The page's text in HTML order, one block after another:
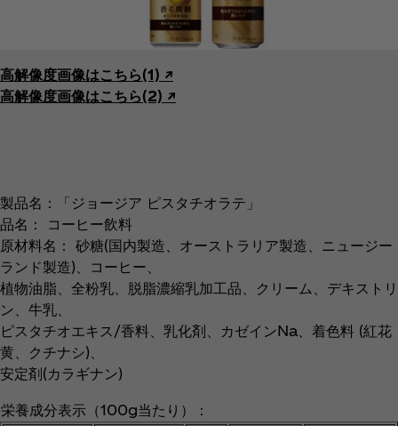
高解像度画像はこちら(1) ↗︎
高解像度画像はこちら(2) ↗︎
製品名：「ジョージア ピスタチオラテ」
品名： コーヒー飲料
原材料名： 砂糖(国内製造、オーストラリア製造、ニュージー
ランド製造)、コーヒー、
植物油脂、全粉乳、脱脂濃縮乳加工品、クリーム、デキストリ
ン、牛乳、
ピスタチオエキス/香料、乳化剤、カゼインNa、着色料 (紅花
黄、クチナシ)、
安定剤(カラギナン)
栄養成分表示（100g当たり）：